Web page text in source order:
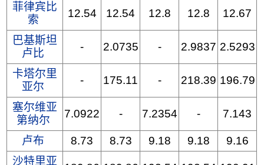
菲律宾比
索
12.54 12.54 12.8 12.8 12.67
巴基斯坦
卢比
- 2.0735 - 2.9837 2.5293
卡塔尔里
亚尔
- 175.11 - 218.39 196.79
塞尔维亚
第纳尔
7.0922 - 7.2354 - 7.143
卢布 8.73 8.73 9.18 9.18
9.16
沙特里亚